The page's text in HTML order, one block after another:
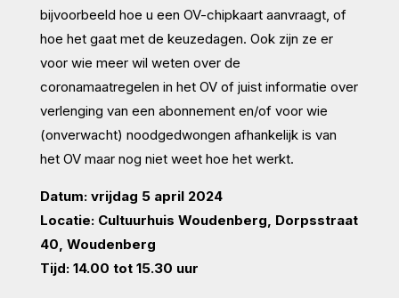
bijvoorbeeld hoe u een OV-chipkaart aanvraagt, of
hoe het gaat met de keuzedagen. Ook zijn ze er
voor wie meer wil weten over de
coronamaatregelen in het OV of juist informatie over
verlenging van een abonnement en/of voor wie
(onverwacht) noodgedwongen afhankelijk is van
het OV maar nog niet weet hoe het werkt.
Datum: vrijdag 5 april 2024
Locatie: Cultuurhuis Woudenberg, Dorpsstraat
40, Woudenberg
Tijd: 14.00 tot 15.30 uur